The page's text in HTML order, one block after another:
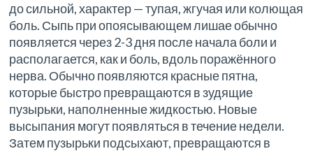
до сильной, характер — тупая, жгучая или колющая
боль. Сыпь при опоясывающем лишае обычно
появляется через 2-3 дня после начала боли и
располагается, как и боль, вдоль поражённого
нерва. Обычно появляются красные пятна,
которые быстро превращаются в зудящие
пузырьки, наполненные жидкостью. Новые
высыпания могут появляться в течение недели.
Затем пузырьки подсыхают, превращаются в